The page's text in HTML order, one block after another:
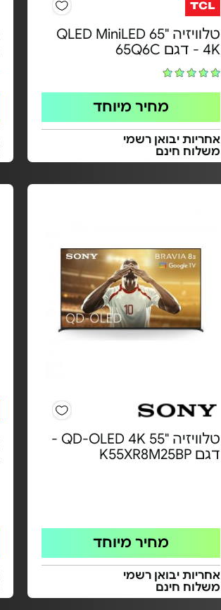
טלוויזיה "65 QLED MiniLED
4K - דגם 65Q6C
מחיר מיוחד
אחריות יבואן רשמי
משלוח חינם
טלוויזיה "55 QD-OLED 4K -
דגם K55XR8M25BP
מחיר מיוחד
אחריות יבואן רשמי
משלוח חינם